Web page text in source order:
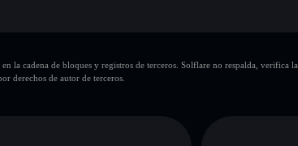
la cadena de bloques y registros de terceros. Solflare no respalda, verifica la
derechos de autor de terceros.